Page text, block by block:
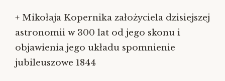
+ Mikołaja Kopernika założyciela dzisiejszej
astronomii w 300 lat od jego skonu i
objawienia jego układu spomnienie
jubileuszowe 1844